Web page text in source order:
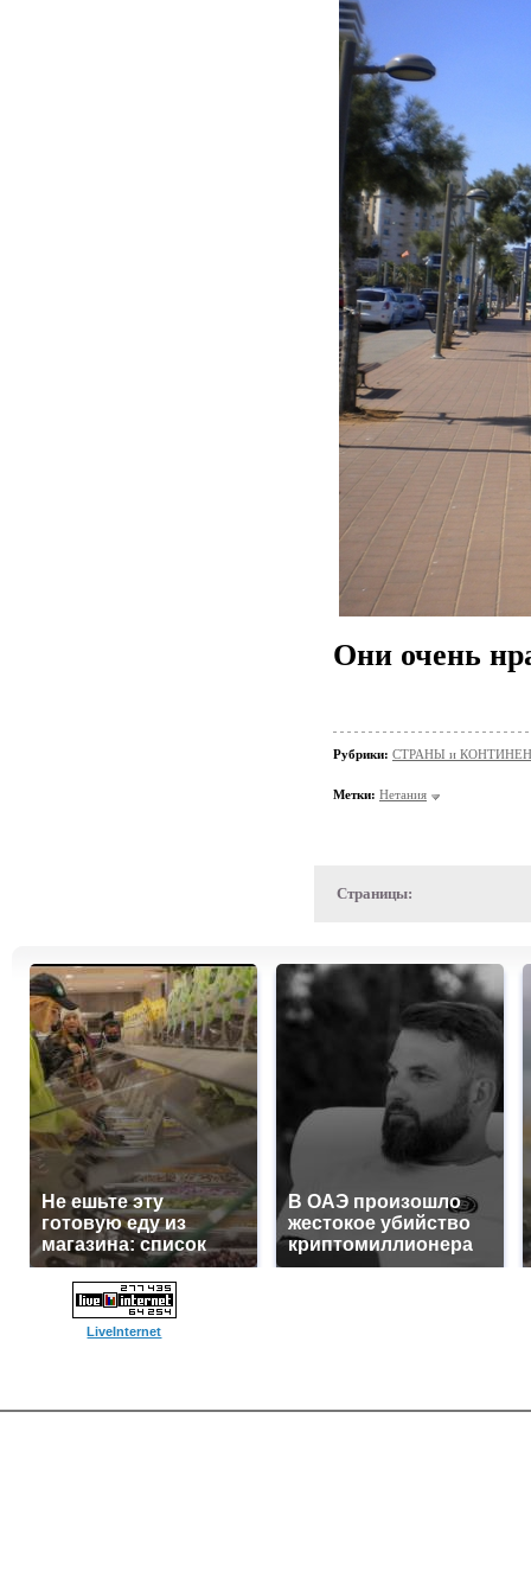
Они очень
Рубрики: СТРАНЫ и
Метки: Нетания
Страницы:
Не ешьте эту
готовую еду из
магазина: список
В ОАЭ произошло
жестокое убийство
криптомиллионера
LiveInternet